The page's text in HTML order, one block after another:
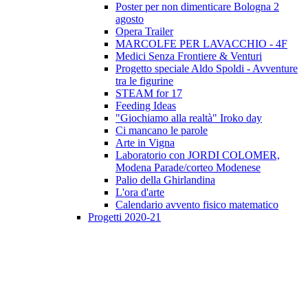
Poster per non dimenticare Bologna 2
agosto
Opera Trailer
MARCOLFE PER LAVACCHIO - 4F
Medici Senza Frontiere & Venturi
Progetto speciale Aldo Spoldi - Avventure
tra le figurine
STEAM for 17
Feeding Ideas
"Giochiamo alla realtà" Iroko day
Ci mancano le parole
Arte in Vigna
Laboratorio con JORDI COLOMER,
Modena Parade/corteo Modenese
Palio della Ghirlandina
L'ora d'arte
Calendario avvento fisico matematico
Progetti 2020-21